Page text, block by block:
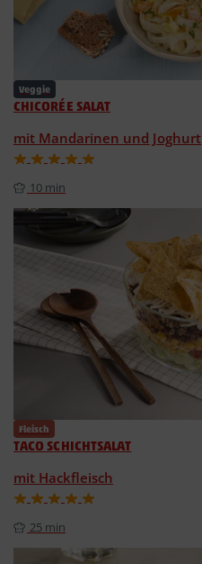
Veggie
CHICORÉE SALAT
mit Mandarinen und Joghurt
10 min
Fleisch
TACO SCHICHTSALAT
mit Hackfleisch
25 min